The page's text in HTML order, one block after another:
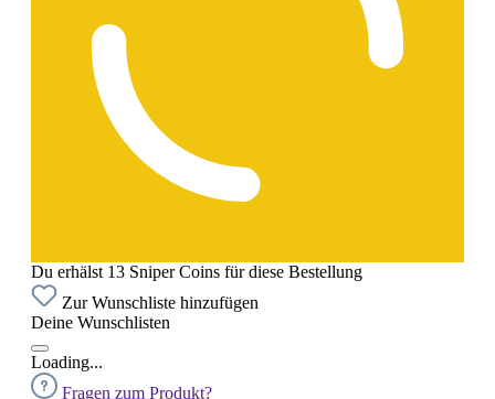
Du erhälst 13 Sniper Coins für diese Bestellung
Zur Wunschliste hinzufügen
Deine Wunschlisten
Loading...
Fragen zum Produkt?